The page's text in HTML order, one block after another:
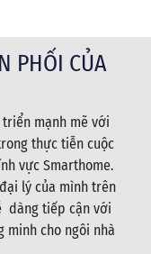
PHỐI CỦA
triển mạnh mẽ với
thực tiễn cuộc
vực Smarthome.
lý của mình trên
dàng tiếp cận với
minh cho ngôi nhà